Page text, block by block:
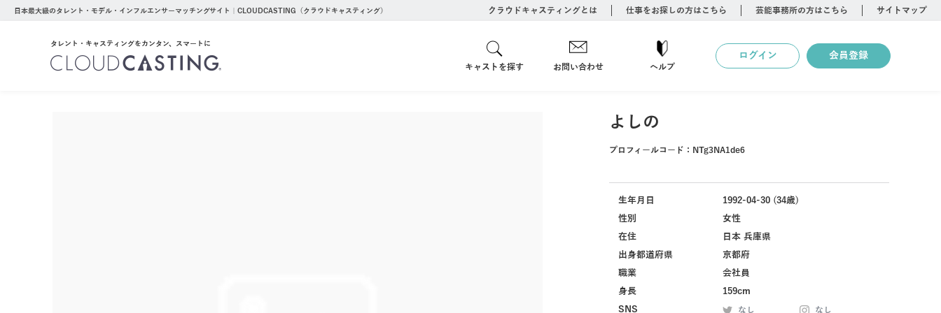
日本最大級のタレント・モデル・インフルエンサーマッチングサイト｜CLOUDCASTING（クラウドキャスティング） クラウドキャスティングとは 仕事をお探しの方はこちら 芸能事務所の方はこちら サイトマップ
タレント・キャスティングをカンタン、スマートに
キャストを探す お問い合わせ ヘルプ
ログイン 会員登録
よしの
プロフィールコード： NTg3NA1de6
生年月日
1992-04-30 (34歳)
性別
女性
在住
日本 兵庫県
出身都道府県
京都府
職業
会社員
身長
159cm
SNS
なし なし